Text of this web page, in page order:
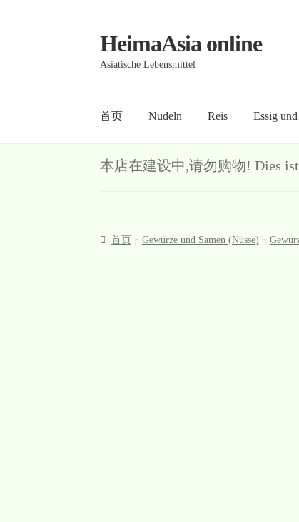
Skip
Skip
HeimaAsia online
Asiatische Lebensmittel
首页 Nudeln Reis Essig
首页About AGB Contact Datenschutz
本店在建设中,请勿购物! Dies ist
首页 Gewürze und Samen (Nüsse)